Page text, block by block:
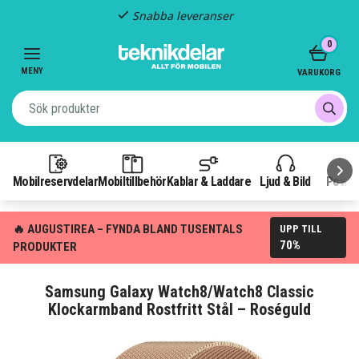
Snabba leveranser
MENY
MobilreservdelarMobiltillbehör Kablar & Laddare Ljud & Bild
0
VARUKORG
🔥 AUGUSTIREA – FYNDA BLAND TUSENTALS
PRODUKTER
UPP TILL
70%
Samsung Galaxy Watch8/Watch8 Classic
Klockarmband Rostfritt Stål – Roséguld